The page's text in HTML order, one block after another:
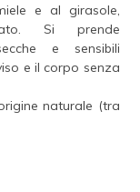
e al girasole,
Si prende
e sensibili
e il corpo senza
naturale (tra